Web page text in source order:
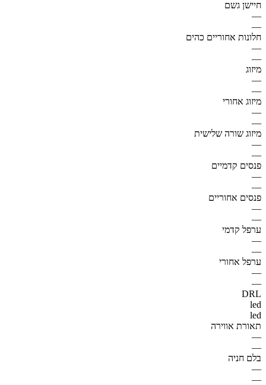
חיישן גשם
—
—
חלונות אחוריים כהים
—
—
מיזוג
—
—
מיזוג אחורי
—
—
מיזוג שורה שלישית
—
—
פנסים קדמיים
—
—
פנסים אחוריים
—
—
ערפל קדמי
—
—
ערפל אחורי
—
—
DRL
led
led
תאורת אווירה
—
—
בלם חניה
—
—